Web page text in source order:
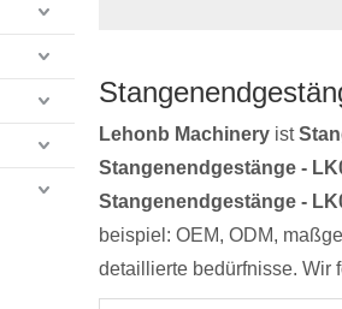
Lehonb Machinery ist
Stangenendgestänge -
Stangenendgestänge -
beispiel: OEM, ODM,
detaillierte bedürfnisse. Wir